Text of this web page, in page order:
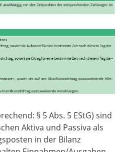
§ 5 Abs. 5 EStG) sind
Aktiva und Passiva als
in der Bilanz